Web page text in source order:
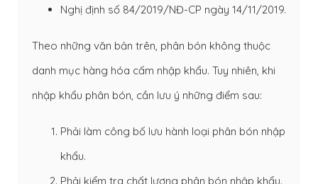
Nghị định số 84/2019/NĐ-CP ngày 14/11/2019.
Theo những văn bản trên, phân bón không thuộc
danh mục hàng hóa cấm nhập khẩu. Tuy nhiên, khi
nhập khẩu phân bón, cần lưu ý những điểm sau:
Phải làm công bố lưu hành loại phân bón nhập
khẩu.
Phải kiểm tra chất lượng phân bón nhập khẩu.